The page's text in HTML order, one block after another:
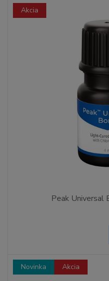
Akcia
Peak Universal
Novinka Akcia